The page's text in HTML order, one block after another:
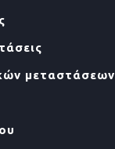
μεταστάσεων